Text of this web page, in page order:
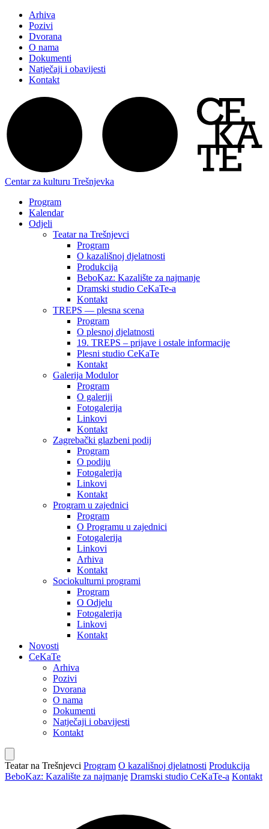
Arhiva
Pozivi
Dvorana
O nama
Dokumenti
Natječaji i obavijesti
Kontakt
Centar za kulturu Trešnjevka
Program
Kalendar
Odjeli
Teatar na Trešnjevci
Program
O kazališnoj djelatnosti
Produkcija
BeboKaz: Kazalište za najmanje
Dramski studio CeKaTe-a
Kontakt
TREPS — plesna scena
Program
O plesnoj djelatnosti
19. TREPS – prijave i ostale informacije
Plesni studio CeKaTe
Kontakt
Galerija Modulor
Program
O galeriji
Fotogalerija
Linkovi
Kontakt
Zagrebački glazbeni podij
Program
O podiju
Fotogalerija
Linkovi
Kontakt
Program u zajednici
Program
O Programu u zajednici
Fotogalerija
Linkovi
Arhiva
Kontakt
Sociokulturni programi
Program
O Odjelu
Fotogalerija
Linkovi
Kontakt
Novosti
CeKaTe
Arhiva
Pozivi
Dvorana
O nama
Dokumenti
Natječaji i obavijesti
Kontakt
Teatar na Trešnjevci Program O kazališnoj djelatnosti Produkcija
BeboKaz: Kazalište za najmanje Dramski studio CeKaTe-a Kontakt